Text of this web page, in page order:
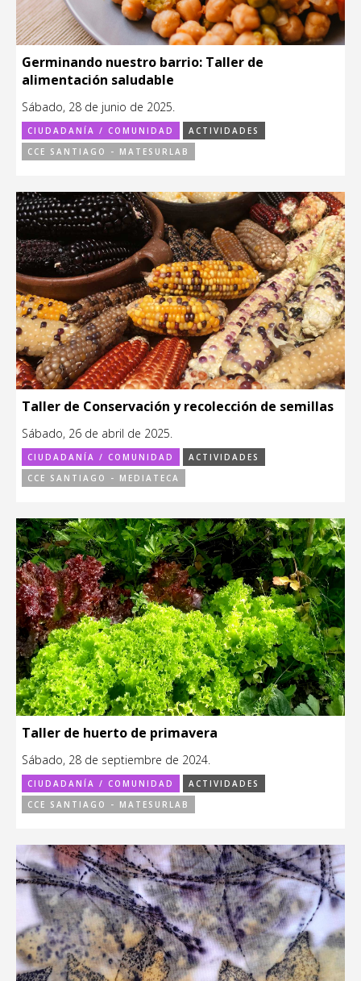
Germinando nuestro barrio: Taller de
alimentación saludable
Sábado, 28 de junio de 2025.
CIUDADANÍA / COMUNIDAD
ACTIVIDADES
CCE SANTIAGO - MATESURLAB
Taller de Conservación y recolección de semillas
Sábado, 26 de abril de 2025.
CIUDADANÍA / COMUNIDAD
ACTIVIDADES
CCE SANTIAGO - MEDIATECA
Taller de huerto de primavera
Sábado, 28 de septiembre de 2024.
CIUDADANÍA / COMUNIDAD
ACTIVIDADES
CCE SANTIAGO - MATESURLAB